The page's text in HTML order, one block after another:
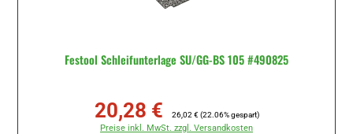
Festool Schleifunterlage SU/GG-BS 105 #490825
Verkaufspreis:
20,28 € 26,02 € (22.06% gespart)
Preise inkl. MwSt. zzgl. Versandkosten